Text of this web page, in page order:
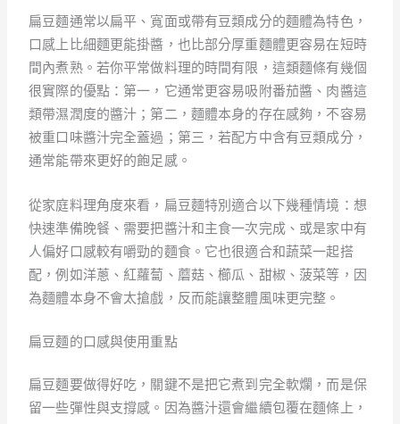
扁豆麵通常以扁平、寬面或帶有豆類成分的麵體為特色，
口感上比細麵更能掛醬，也比部分厚重麵體更容易在短時
間內煮熟。若你平常做料理的時間有限，這類麵條有幾個
很實際的優點：第一，它通常更容易吸附番茄醬、肉醬這
類帶濕潤度的醬汁；第二，麵體本身的存在感夠，不容易
被重口味醬汁完全蓋過；第三，若配方中含有豆類成分，
通常能帶來更好的飽足感。
從家庭料理角度來看，扁豆麵特別適合以下幾種情境：想
快速準備晚餐、需要把醬汁和主食一次完成、或是家中有
人偏好口感較有嚼勁的麵食。它也很適合和蔬菜一起搭
配，例如洋蔥、紅蘿蔔、蘑菇、櫛瓜、甜椒、菠菜等，因
為麵體本身不會太搶戲，反而能讓整體風味更完整。
扁豆麵的口感與使用重點
扁豆麵要做得好吃，關鍵不是把它煮到完全軟爛，而是保
留一些彈性與支撐感。因為醬汁還會繼續包覆在麵條上，